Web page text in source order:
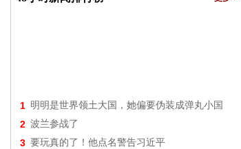
1 明明是世界领土大国，她偏要伪装成弹丸小国
2 波兰参战了
3 要玩真的了！他点名警告习近平